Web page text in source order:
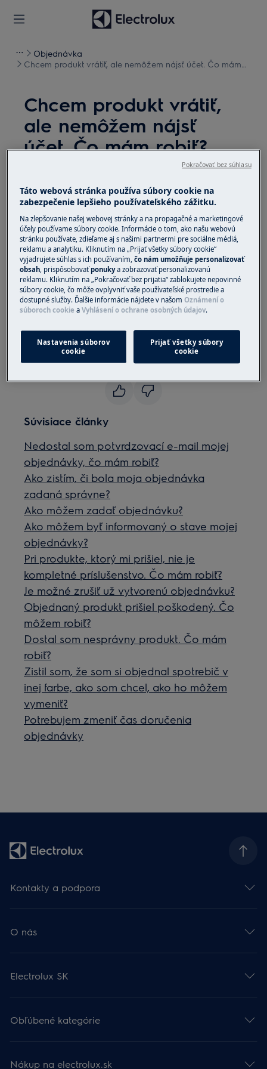
Objednávka
Chcem produkt vrátiť, ale nemôžem nájsť účet. Čo mám
Chcem produkt vrátiť,
ale nemôžem nájsť
účet. Čo mám robiť?
Chcem produkt vrátiť, ale nemôžem nájsť účet.
Čo mám robiť?
Riešenie
V tomto prípade si od Vás vyžiadame ďalší
doklad o nákupe, napríklad transakciu
kreditnou/debetnou kartou vo Vašom výpise z
banky. V prípade akýchkoľvek otázok nás
môžete kontaktovať telefonicky na tel. čísle +421
232 141 314 alebo e-mailom na
eshop.sk@electrolux.com
Súvisiace články
Nedostal som potvrdzovací e-mail mojej
objednávky, čo mám robiť?
Ako zistím, či bola moja objednávka
zadaná správne?
Ako môžem zadať objednávku?
Ako môžem byť informovaný o stave mojej
objednávky?
Pri produkte, ktorý mi prišiel, nie je
kompletné príslušenstvo. Čo mám robiť?
Je možné zrušiť už vytvorenú objednávku?
Objednaný produkt prišiel poškodený. Čo
môžem robiť?
Dostal som nesprávny produkt. Čo mám
robiť?
Zistil som, že som si objednal spotrebič v
inej farbe, ako som chcel, ako ho môžem
vymeniť?
Potrebujem zmeniť čas doručenia
objednávky
Kontakty a podpora
O nás
Electrolux SK
Obľúbené kategórie
Nákup na electrolux.sk
Táto webová stránka používa súbory cookie na
zabezpečenie lepšieho používateľského zážitku.
Na zlepšovanie našej webovej stránky a na propagačné a marketingové
účely používame súbory cookie. Informácie o tom, ako našu webovú
stránku používate, zdieľame aj s našimi partnermi pre sociálne médiá,
reklamu a analytiku. Kliknutím na „Prijať všetky súbory cookie“
vyjadrujete súhlas s ich používaním,čo nám umožňuje personalizovať
obsah, prispôsobovaťponukya zobrazovať personalizovanú
reklamu. Kliknutím na „Pokračovať bez prijatia“ zablokujete nepovinné
súbory cookie, čo môže ovplyvniť vaše používateľské prostredie a
dostupné služby. Ďalšie informácie nájdete v našomOznámení o
súboroch cookie aVyhlásení o ochrane osobných údajov.
Nastavenia súborov
cookie
Prijať všetky súbory
cookie
Pokračovať bez súhlasu